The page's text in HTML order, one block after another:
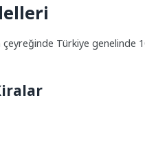
çeyreğinde Türkiye